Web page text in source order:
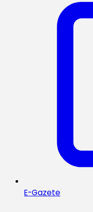
E-Gazete